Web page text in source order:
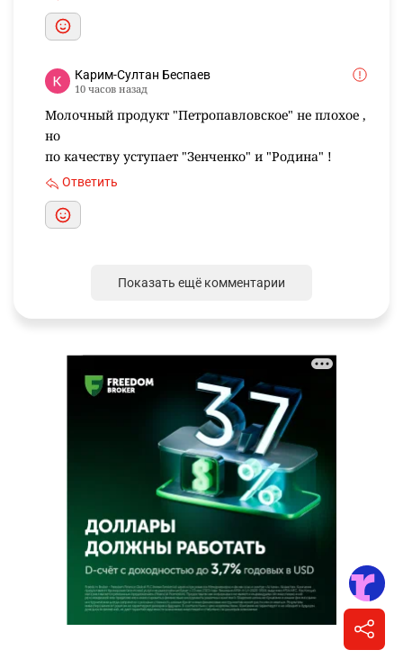
Карим-Султан Беспаев
10 часов назад
Молочный продукт "Петропавловское" не плохое ,
но
по качеству уступает "Зенченко" и "Родина" !
Ответить
Показать ещё комментарии